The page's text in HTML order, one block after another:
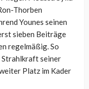
Thorben
Younes seinen
sieben Beiträge
regelmäßig. So
seiner
Platz im Kader